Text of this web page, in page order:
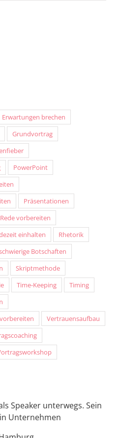
Erwartungen brechen
Grundvortrag
PowerPoint
Präsentationen
Rede vorbereiten
einhalten
Rhetorik
Botschaften
Skriptmethode
Time-Keeping
Timing
Vertrauensaufbau
Speaker unterwegs. Sein
Unternehmen